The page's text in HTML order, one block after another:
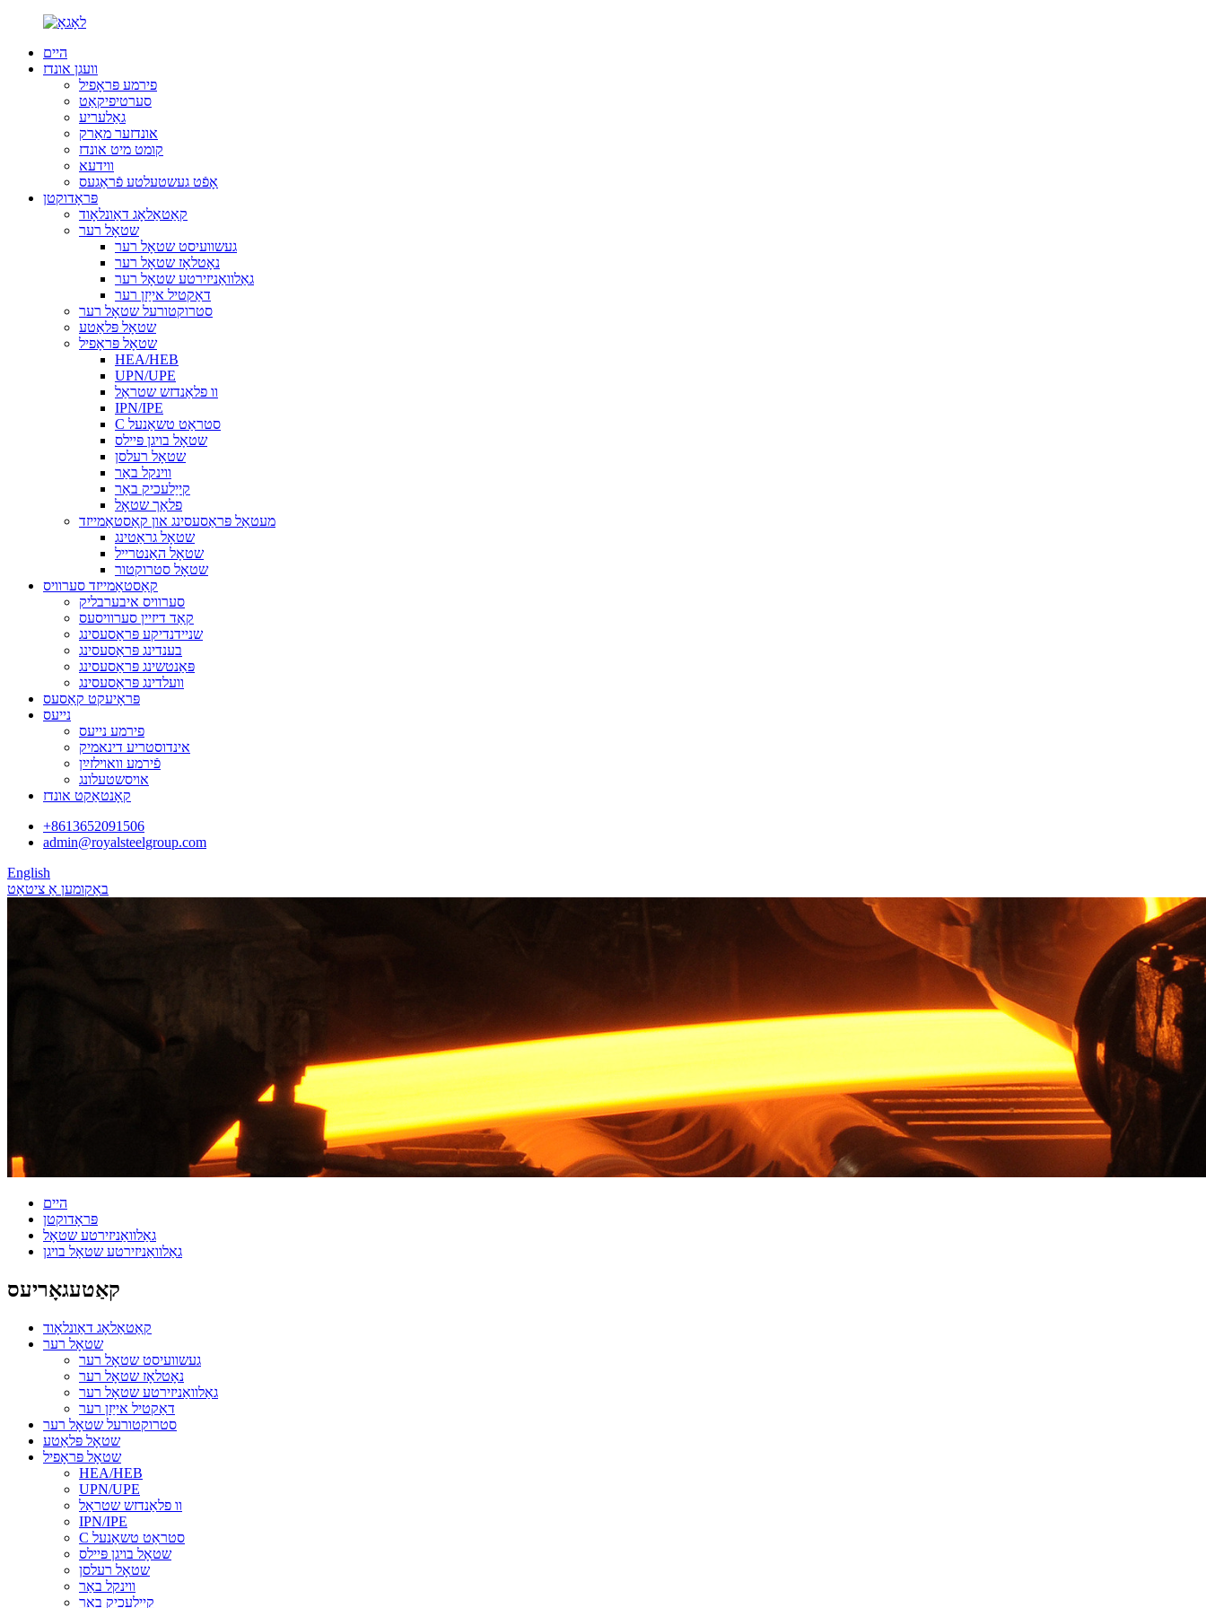
היים
וועגן אונדז
פירמע פּראָפיל
סערטיפיקאַט
גאַלעריע
אונדזער מאַרק
קומט מיט אונדז
ווידעא
אָפֿט געשטעלטע פֿראַגעס
פּראָדוקטן
קאַטאַלאָג דאַונלאָוד
שטאָל רער
געשוועיסט שטאָל רער
נאָטלאָז שטאָל רער
גאַלוואַניזירטע שטאָל רער
דאַקטיל אייַזן רער
סטרוקטורעל שטאָל רער
שטאָל פּלאַטע
שטאָל פּראָפיל
HEA/HEB
UPN/UPE
וו פלאַנדזש שטראַל
IPN/IPE
C סטראַט טשאַנעל
שטאָל בויגן פּיילס
שטאָל רעלסן
ווינקל באַר
קייַלעכיק באַר
פלאַך שטאָל
מעטאַל פּראַסעסינג און קאַסטאַמייזד
שטאָל גראַטינג
שטאָל האַנטרייל
שטאָל סטרוקטור
קאַסטאַמייזד סערוויס
סערוויס איבערבליק
קאַד דיזיין סערוויסעס
שניידנדיקע פּראַסעסינג
בענדינג פּראַסעסינג
פּאַנטשינג פּראַסעסינג
וועלדינג פּראַסעסינג
פּראָיעקט קאַסעס
נייעס
פירמע נייעס
אינדוסטריע דינאמיק
פֿירמע וואוילזײַן
אויסשטעלונג
קאָנטאַקט אונדז
+8613652091506
admin@royalsteelgroup.com
English
באַקומען אַ ציטאַט
היים
פּראָדוקטן
גאַלוואַניזירטע שטאָל
גאַלוואַניזירטע שטאָל בויגן
קאַטעגאָריעס
קאַטאַלאָג דאַונלאָוד
שטאָל רער
געשוועיסט שטאָל רער
נאָטלאָז שטאָל רער
גאַלוואַניזירטע שטאָל רער
דאַקטיל אייַזן רער
סטרוקטורעל שטאָל רער
שטאָל פּלאַטע
שטאָל פּראָפיל
HEA/HEB
UPN/UPE
וו פלאַנדזש שטראַל
IPN/IPE
C סטראַט טשאַנעל
שטאָל בויגן פּיילס
שטאָל רעלסן
ווינקל באַר
קייַלעכיק באַר